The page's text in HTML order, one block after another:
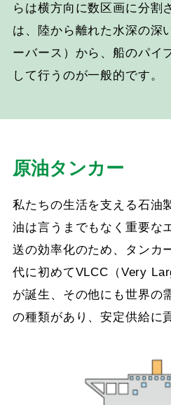
らは横方向に数区画に分割
は、陸から離れた水深の深
ーバース）から、船のパイ
して行うのが一般的です。
原油タンカー
私たちの生活を支える石油
油は言うまでもなく重要な
送の効率化のため、タンカ
代に初めてVLCC（Very
が誕生、その他にも世界の
の種類があり、安定供給に